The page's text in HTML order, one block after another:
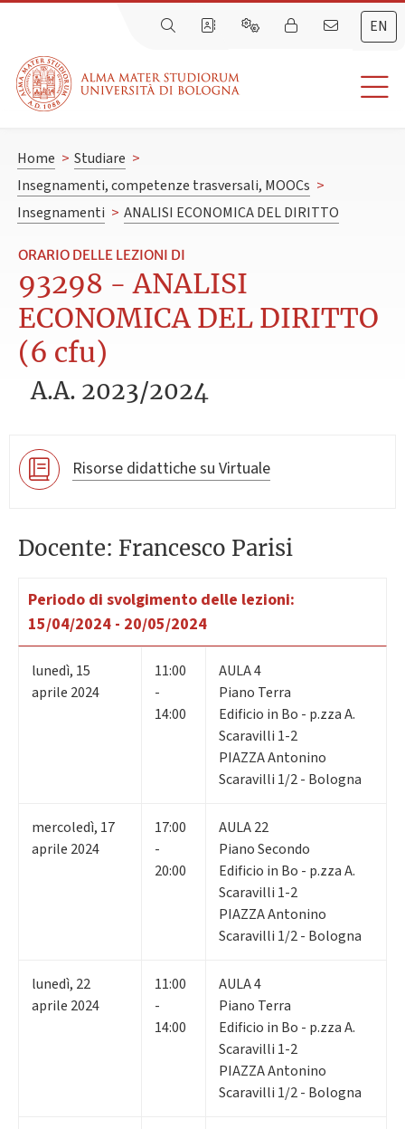
EN
Home > Studiare >
Insegnamenti, competenze trasversali, MOOCs >
Insegnamenti > ANALISI ECONOMICA DEL DIRITTO
ORARIO DELLE LEZIONI DI
93298 - ANALISI
ECONOMICA DEL DIRITTO
(6 cfu)
A.A. 2023/2024
Risorse didattiche su Virtuale
Docente: Francesco Parisi
Periodo di svolgimento delle lezioni:
15/04/2024 - 20/05/2024
lunedì, 15
aprile 2024
11:00
-
14:00
AULA 4
Piano Terra
Edificio in Bo - p.zza A.
Scaravilli 1-2
PIAZZA Antonino
Scaravilli 1/2 - Bologna
mercoledì, 17
aprile 2024
17:00
-
20:00
AULA 22
Piano Secondo
Edificio in Bo - p.zza A.
Scaravilli 1-2
PIAZZA Antonino
Scaravilli 1/2 - Bologna
lunedì, 22
aprile 2024
11:00
-
14:00
AULA 4
Piano Terra
Edificio in Bo - p.zza A.
Scaravilli 1-2
PIAZZA Antonino
Scaravilli 1/2 - Bologna